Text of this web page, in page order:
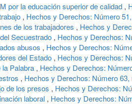
por la educación superior de calidad ,
, Hechos y Derechos: Número
de los trabajadores , Hechos y
Secuestrado , Hechos y Derechos:
abusos , Hechos y Derechos:
del Estado , Hechos y Derechos:
la Palabra , Hechos y Derechos:
, Hechos y Derechos: Número 63,
de los presos , Hechos y Derechos:
laboral , Hechos y Derechos: